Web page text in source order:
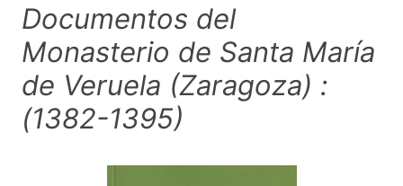
Documentos del
Monasterio de Santa María
de Veruela (Zaragoza) :
(1382-1395)